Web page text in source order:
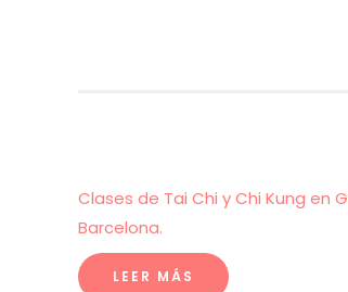
Clases de Tai Chi y Chi Kung en
Barcelona.
LEER MÁS